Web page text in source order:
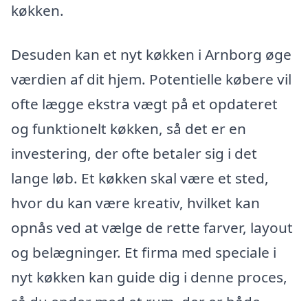
køkken.
Desuden kan et nyt køkken i Arnborg øge
værdien af dit hjem. Potentielle købere vil
ofte lægge ekstra vægt på et opdateret
og funktionelt køkken, så det er en
investering, der ofte betaler sig i det
lange løb. Et køkken skal være et sted,
hvor du kan være kreativ, hvilket kan
opnås ved at vælge de rette farver, layout
og belægninger. Et firma med speciale i
nyt køkken kan guide dig i denne proces,